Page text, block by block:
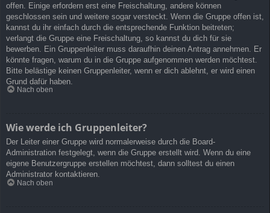
offen. Einige erfordern erst eine Freischaltung, andere können
geschlossen sein und weitere sogar versteckt. Wenn die Gruppe offen ist,
kannst du ihr einfach durch die entsprechende Funktion beitreten;
verlangt die Gruppe eine Freischaltung, so kannst du dich für sie
bewerben. Ein Gruppenleiter muss daraufhin deinen Antrag annehmen. Er
könnte fragen, warum du in die Gruppe aufgenommen werden möchtest.
Bitte belästige keinen Gruppenleiter, wenn er dich ablehnt, er wird einen
Grund dafür haben.
Nach oben
Wie werde ich Gruppenleiter?
Der Leiter einer Gruppe wird normalerweise durch die Board-
Administration festgelegt, wenn die Gruppe erstellt wird. Wenn du eine
eigene Benutzergruppe erstellen möchtest, dann solltest du einen
Administrator kontaktieren.
Nach oben